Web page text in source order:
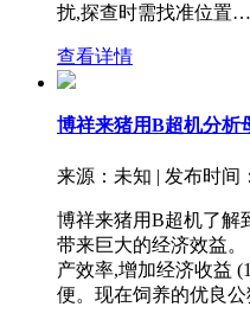
扰,探查时需找准位置
查看详情
博祥来猪用B超机分析
来源：未知 | 发布时间
博祥来猪用B超机了解
带来巨大的经济效益
产效率,增加经济收益
便。现在饲养的优良